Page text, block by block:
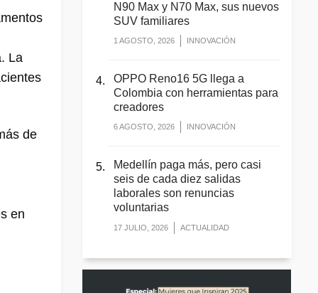
La
de
en
N90 Max y N70 Max, sus nuevos
SUV familiares
1 AGOSTO, 2026 INNOVACIÓN
OPPO Reno16 5G llega a
Colombia con herramientas para
creadores
6 AGOSTO, 2026 INNOVACIÓN
Medellín paga más, pero casi
seis de cada diez salidas
laborales son renuncias
voluntarias
17 JULIO, 2026 ACTUALIDAD